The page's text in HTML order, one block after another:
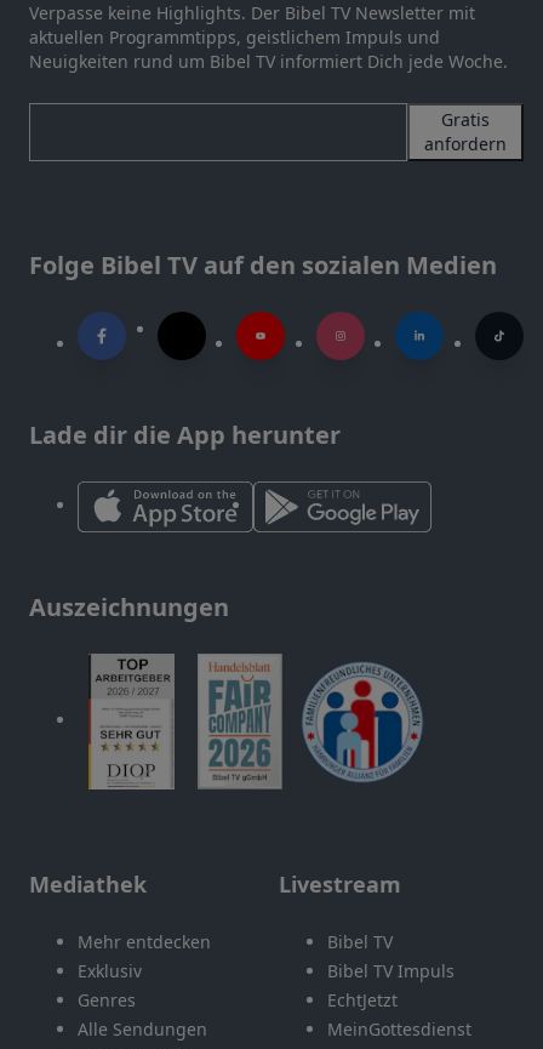
Verpasse keine Highlights. Der Bibel TV Newsletter mit
aktuellen Programmtipps, geistlichem Impuls und
Neuigkeiten rund um Bibel TV informiert Dich jede Woche.
Gratis
anfordern
Folge Bibel TV auf den sozialen Medien
Lade dir die App herunter
Auszeichnungen
Mediathek
Mehr entdecken
Exklusiv
Genres
Alle Sendungen
Livestream
Bibel TV
Bibel TV Impuls
EchtJetzt
MeinGottesdienst